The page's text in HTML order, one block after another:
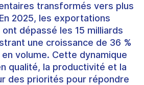
transformés vers plus
2025, les exportations
dépassé les 15 milliards
une croissance de 36 %
volume. Cette dynamique
qualité, la productivité et la
des priorités pour répondre